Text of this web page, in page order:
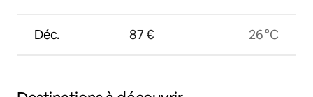
Déc. 87 € 26 °C